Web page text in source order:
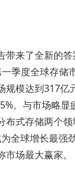
带来了全新的答
季度全球存储
规模达到317亿
。与市场略显
布式存储两个
全球增长最强
场最大赢家。